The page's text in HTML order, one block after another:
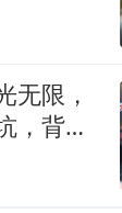
无限，
，背后